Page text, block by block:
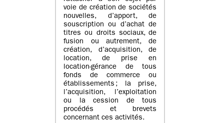
voie de création de sociétés
nouvelles, d’apport, de
souscription ou d’achat de
titres ou droits sociaux, de
fusion ou autrement, de
création, d’acquisition, de
location, de prise en
location-gérance de tous
fonds de commerce ou
établissements ; la prise,
l’acquisition, l’exploitation
ou la cession de tous
procédés et brevets
concernant ces activités.